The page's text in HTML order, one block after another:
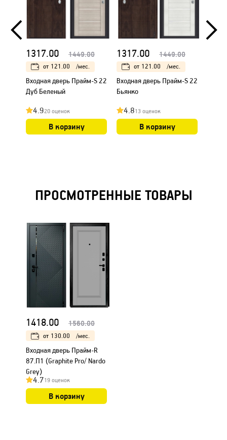
1317.00 1449.00
от 121.00 /мес.
Входная дверь Прайм-S 22
Дуб Беленый
4.920 оценок
В корзину
1317.00 1449.00
от 121.00 /мес.
Входная дверь Прайм-S 22
Бьянко
4.813 оценок
В корзину
ПРОСМОТРЕННЫЕ ТОВАРЫ
1418.00 1560.00
от 130.00 /мес.
Входная дверь Прайм-R
87.П1 (Graphite Pro/ Nardo
Grey)
4.719 оценок
В корзину